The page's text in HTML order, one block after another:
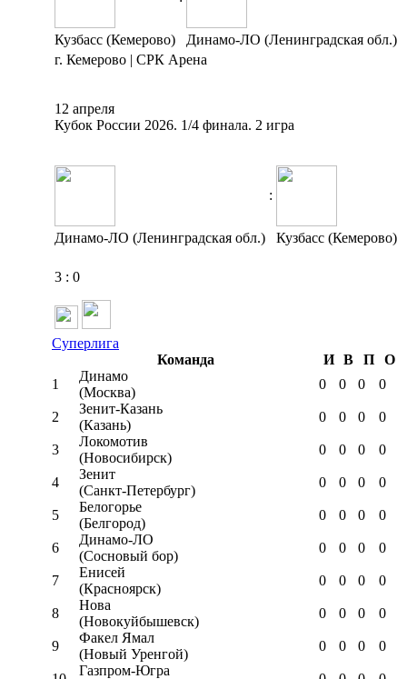
Кузбасс (Кемерово)
Динамо-ЛО (Ленинградская обл.)
г. Кемерово | СРК Арена
12 апреля
Кубок России 2026. 1/4 финала. 2 игра
:
Динамо-ЛО (Ленинградская обл.) Кузбасс (Кемерово)
3 : 0
Суперлига
Команда
И В П
О
1
Динамо
(Москва)
0 0 0 0
2
Зенит-Казань
(Казань)
0 0 0 0
3
Локомотив
(Новосибирск)
0 0 0 0
4
Зенит
(Санкт-Петербург)
0 0 0 0
5
Белогорье
(Белгород)
0 0 0 0
6
Динамо-ЛО
(Сосновый бор)
0 0 0 0
7
Енисей
(Красноярск)
0 0 0 0
8
Нова
(Новокуйбышевск)
0 0 0 0
9
Факел Ямал
(Новый Уренгой)
0 0 0 0
Газпром-Югра